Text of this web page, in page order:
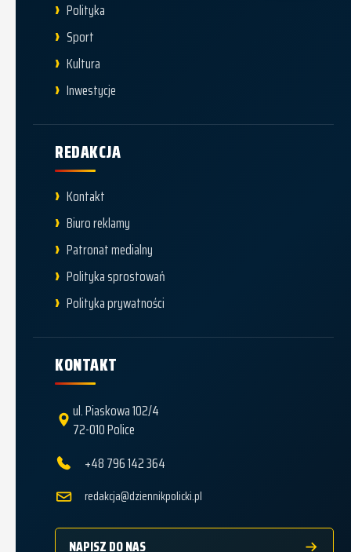
Polityka
Sport
Kultura
Inwestycje
REDAKCJA
Kontakt
Biuro reklamy
Patronat medialny
Polityka sprostowań
Polityka prywatności
KONTAKT
ul. Piaskowa 102/4
72-010 Police
+48 796 142 364
redakcja@dziennikpolicki.pl
NAPISZ DO NAS